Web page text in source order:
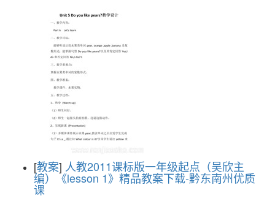
[教案] 人教2011课标版一年级起点（吴欣主
编）《lesson 1》精品教案下载-黔东南州优质
课